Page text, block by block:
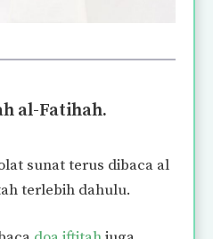
al-Fatihah.
sunat terus dibaca al
terlebih dahulu.